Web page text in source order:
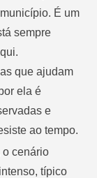
É um
sempre
que ajudam
ela é
e
ao tempo.
o cenário
típico